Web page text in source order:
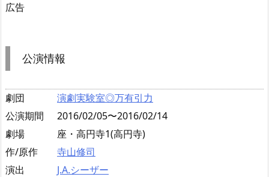
広告
公演情報
劇団
演劇実験室◎万有引力
公演期間
2016/02/05〜2016/02/14
劇場
座・高円寺1(高円寺)
作/原作
寺山修司
演出
J.A.シーザー